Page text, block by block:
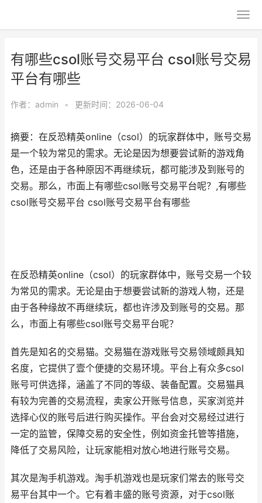
有哪些csol账号交易平台 csol账号交易
平台有哪些
作者： admin • 更新时间：2026-06-04
摘要：在反恐精英online（csol）的玩家群体中，账号交易
是一个较为常见的需求。无论是因为想要尝试新的游戏角
色，还是由于各种原因不再继续玩，都可能涉及到账号的
交易。那么，市面上有哪些csol账号交易平台呢？,有哪些
csol账号交易平台 csol账号交易平台有哪些
在反恐精英online（csol）的玩家群体中，账号交易一个较
为常见的需求。无论是由于想要尝试新的游戏人物，还是
由于各种缘故不再继续玩，都也许涉及到账号的交易。那
么，市面上有哪些csol账号交易平台呢？
首先是知名的交易猫。交易猫在游戏账号交易领域颇具知
名度，它提供了壹个便捷的交易环境。平台上有众多csol
账号可供选择，涵盖了不同的等级、装备配置。交易猫具
有较为完善的交易流程，卖家公开账号信息，买家浏览并
选择心仪的账号后进行购买操作。平台会对交易经过进行
一定的监管，保障交易的安全性，例如资金托管等措施，
降低了交易风险，让玩家能相对放心地进行账号交易。
其次是淘手机游戏。淘手机游戏也是玩家们常去的账号交
易平台其中一个。它有着丰盛的账号资源，对于csol账